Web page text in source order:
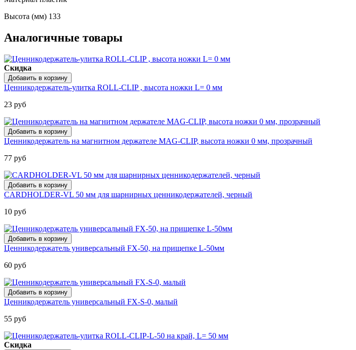
Высота (мм) 133
Аналогичные товары
Скидка
Ценникодержатель-улитка ROLL-CLIP , высота ножки L= 0 мм
23 руб
Ценникодержатель на магнитном держателе MAG-CLIP, высота ножки 0 мм, прозрачный
77 руб
CARDHOLDER-VL 50 мм для шарнирных ценникодержателей, черный
10 руб
Ценникодержатель универсальный FX-50, на прищепке L-50мм
60 руб
Ценникодержатель универсальный FX-S-0, малый
55 руб
Скидка